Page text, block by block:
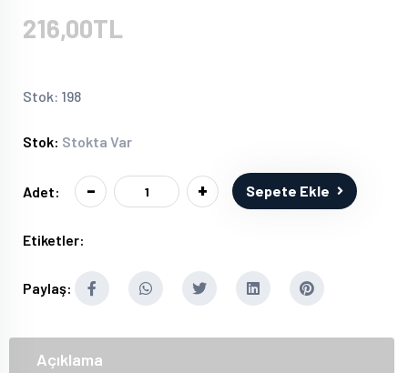
216,00TL
Stok: 198
Stok: Stokta Var
Adet: - + Sepete Ekle
Etiketler:
Paylaş:
Açıklama